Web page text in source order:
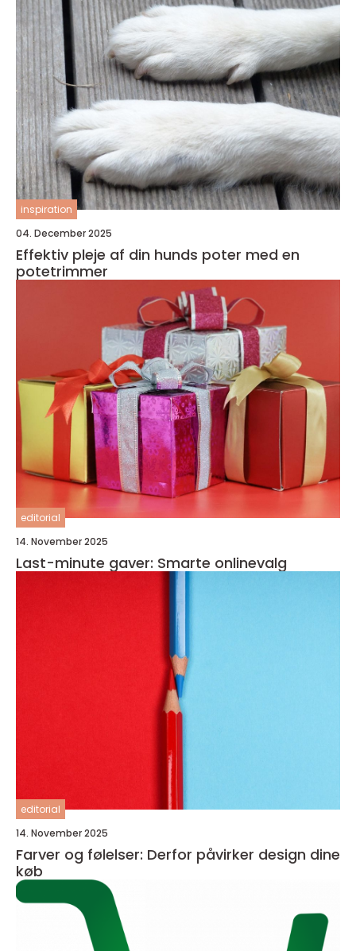
inspiration
04. December 2025
Effektiv pleje af din hunds poter med en
potetrimmer
editorial
14. November 2025
Last-minute gaver: Smarte onlinevalg
editorial
14. November 2025
Farver og følelser: Derfor påvirker design dine
køb